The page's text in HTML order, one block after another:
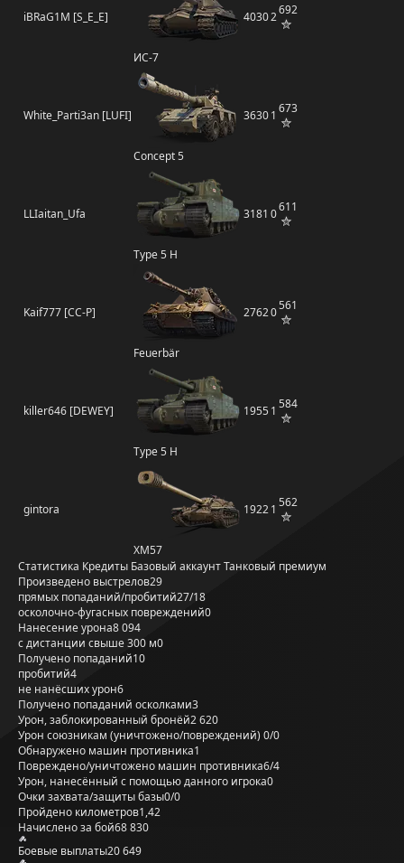
iBRaG1M [S_E_E]
ИС-7
40302692
White_Parti3an [LUFI]
Concept 5
36301 673
LLIaitan_Ufa
Type 5 H
3181 0611
Kaif777 [CC-P]
Feuerbär
27620561
killer646 [DEWEY]
Type 5 H
19551 584
gintora
XM57
19221 562
Статистика Кредиты Базовый аккаунтТанковый премиум
Произведено выстрелов29
прямых попаданий/пробитий27/18
осколочно-фугасных повреждений0
Нанесение урона8 094
с дистанции свыше 300 м0
Получено попаданий10
пробитий4
не нанёсших урон6
Получено попаданий осколками3
Урон, заблокированный бронёй2 620
Урон союзникам (уничтожено/повреждений) 0/0
Обнаружено машин противника1
Повреждено/уничтожено машин противника6/4
Урон, нанесённый с помощью данного игрока0
Очки захвата/защиты базы0/0
Пройдено километров1,42
Начислено за бой68 830
Боевые выплаты20 649